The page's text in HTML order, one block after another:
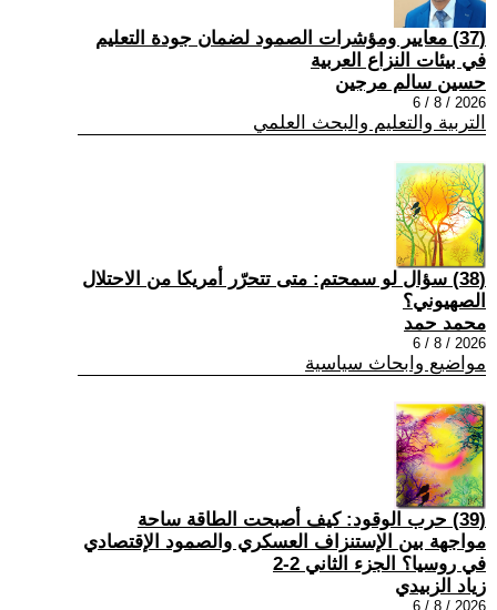
(37) معايير ومؤشرات الصمود لضمان جودة التعليم
في بيئات النزاع العربية
حسين سالم مرجين
2026 / 8 / 6
التربية والتعليم والبحث العلمي
(38) سؤال لو سمحتم: متى تتحرّر أمريكا من الاحتلال
الصهيوني؟
محمد حمد
2026 / 8 / 6
مواضيع وابحاث سياسية
(39) حرب الوقود: كيف أصبحت الطاقة ساحة
مواجهة بين الإستنزاف العسكري والصمود الإقتصادي
في روسيا؟ الجزء الثاني 2-2
زياد الزبيدي
2026 / 8 / 6